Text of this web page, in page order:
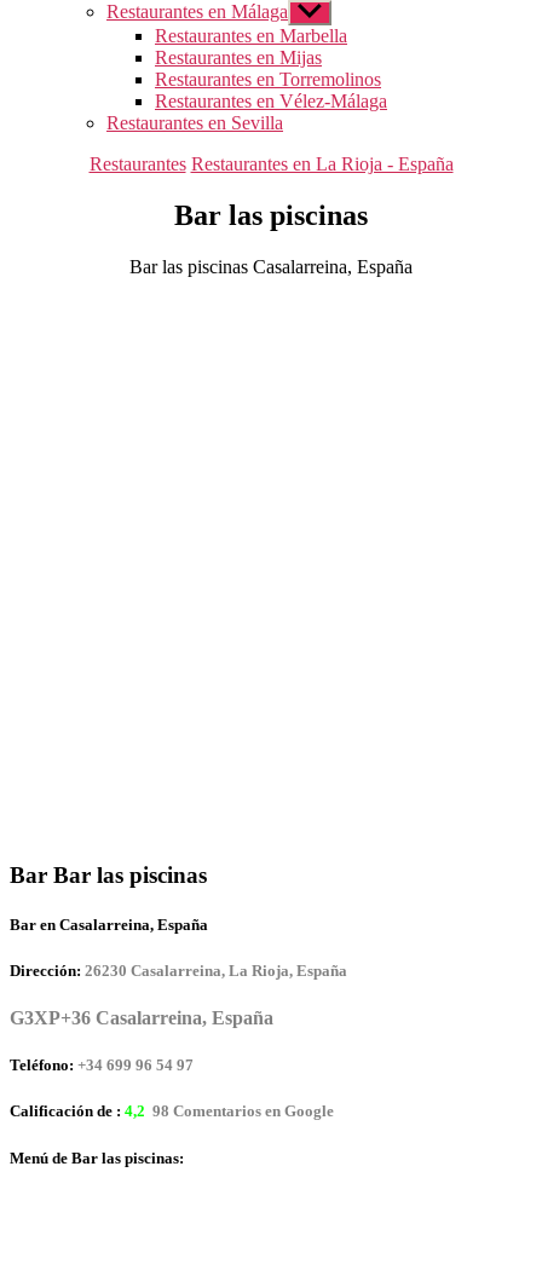
Restaurantes en Málaga Mostrar
el
submenú
Restaurantes en Marbella
Restaurantes en Mijas
Restaurantes en Torremolinos
Restaurantes en Vélez-Málaga
Restaurantes en Sevilla
Categorías
Restaurantes Restaurantes en La Rioja - España
Bar las piscinas
Bar las piscinas Casalarreina, España
Bar Bar las piscinas
Bar en Casalarreina, España
Dirección: 26230 Casalarreina, La Rioja, España
G3XP+36 Casalarreina, España
Teléfono: +34 699 96 54 97
Calificación de : 4,2 98 Comentarios en Google
Menú de Bar las piscinas: